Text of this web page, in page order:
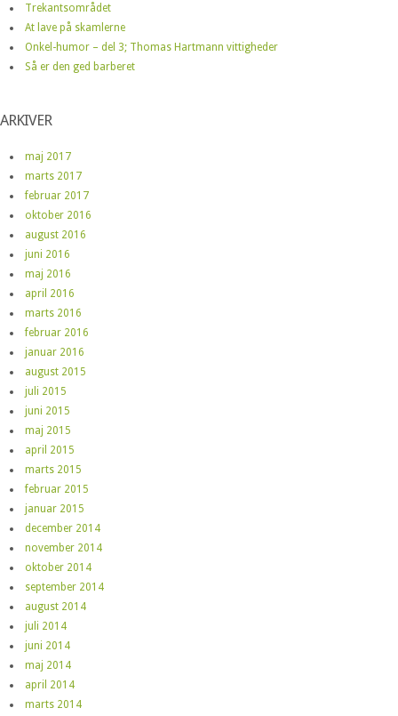
Trekantsområdet
At lave på skamlerne
Onkel-humor – del 3; Thomas Hartmann vittigheder
Så er den ged barberet
ARKIVER
maj 2017
marts 2017
februar 2017
oktober 2016
august 2016
juni 2016
maj 2016
april 2016
marts 2016
februar 2016
januar 2016
august 2015
juli 2015
juni 2015
maj 2015
april 2015
marts 2015
februar 2015
januar 2015
december 2014
november 2014
oktober 2014
september 2014
august 2014
juli 2014
juni 2014
maj 2014
april 2014
marts 2014